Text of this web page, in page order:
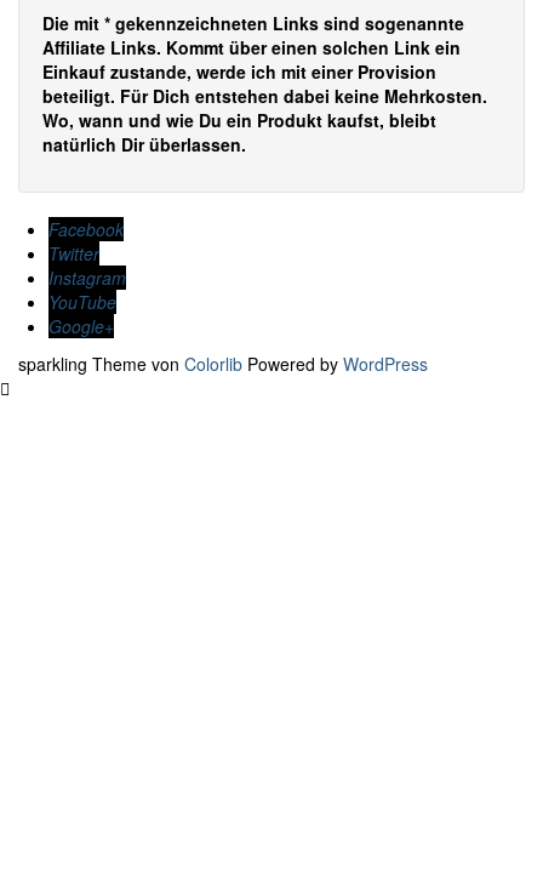
Die mit * gekennzeichneten Links sind sogenannte
Affiliate Links. Kommt über einen solchen Link ein
Einkauf zustande, werde ich mit einer Provision
beteiligt. Für Dich entstehen dabei keine Mehrkosten.
Wo, wann und wie Du ein Produkt kaufst, bleibt
natürlich Dir überlassen.
Facebook
Twitter
Instagram
YouTube
Google+
sparkling Theme von Colorlib Powered by WordPress